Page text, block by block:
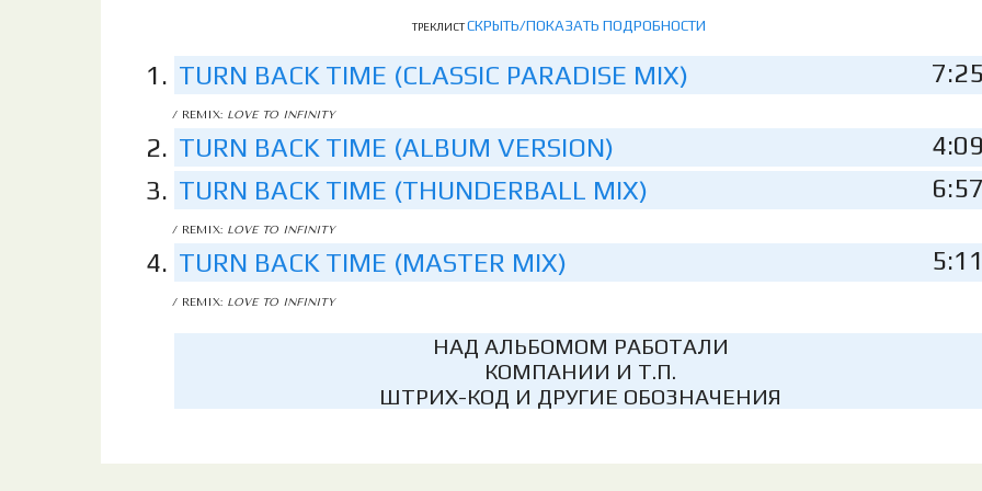
ТРЕКЛИСТСКРЫТЬ/ПОКАЗАТЬ ПОДРОБНОСТИ
TURN BACK TIME (CLASSIC PARADISE MIX) 7:25
/ REMIX: LOVE TO INFINITY
TURN BACK TIME (ALBUM VERSION)
4:09
TURN BACK TIME (THUNDERBALL MIX)
6:57
/ REMIX: LOVE TO INFINITY
TURN BACK TIME (MASTER MIX) 5:11
/ REMIX: LOVE TO INFINITY
НАД АЛЬБОМОМ РАБОТАЛИ
КОМПАНИИ И Т.П.
ШТРИХ-КОД И ДРУГИЕ ОБОЗНАЧЕНИЯ